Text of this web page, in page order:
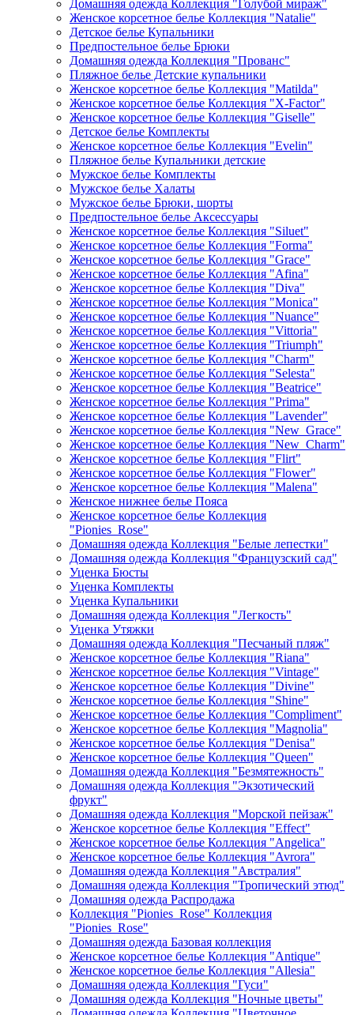
Домашняя одежда Коллекция "Голубой мираж"
Женское корсетное белье Коллекция "Natalie"
Детское белье Купальники
Предпостельное белье Брюки
Домашняя одежда Коллекция "Прованс"
Пляжное белье Детские купальники
Женское корсетное белье Коллекция "Matilda"
Женское корсетное белье Коллекция "X-Factor"
Женское корсетное белье Коллекция "Giselle"
Детское белье Комплекты
Женское корсетное белье Коллекция "Evelin"
Пляжное белье Купальники детские
Мужское белье Комплекты
Мужское белье Халаты
Мужское белье Брюки, шорты
Предпостельное белье Аксессуары
Женское корсетное белье Коллекция "Siluet"
Женское корсетное белье Коллекция "Forma"
Женское корсетное белье Коллекция "Grace"
Женское корсетное белье Коллекция "Afina"
Женское корсетное белье Коллекция "Diva"
Женское корсетное белье Коллекция "Monica"
Женское корсетное белье Коллекция "Nuance"
Женское корсетное белье Коллекция "Vittoria"
Женское корсетное белье Коллекция "Triumph"
Женское корсетное белье Коллекция "Charm"
Женское корсетное белье Коллекция "Selesta"
Женское корсетное белье Коллекция "Beatrice"
Женское корсетное белье Коллекция "Prima"
Женское корсетное белье Коллекция "Lavender"
Женское корсетное белье Коллекция "New_Grace"
Женское корсетное белье Коллекция "New_Charm"
Женское корсетное белье Коллекция "Flirt"
Женское корсетное белье Коллекция "Flower"
Женское корсетное белье Коллекция "Malena"
Женское нижнее белье Пояса
Женское корсетное белье Коллекция
"Pionies_Rose"
Домашняя одежда Коллекция "Белые лепестки"
Домашняя одежда Коллекция "Французский сад"
Уценка Бюсты
Уценка Комплекты
Уценка Купальники
Домашняя одежда Коллекция "Легкость"
Уценка Утяжки
Домашняя одежда Коллекция "Песчаный пляж"
Женское корсетное белье Коллекция "Riana"
Женское корсетное белье Коллекция "Vintage"
Женское корсетное белье Коллекция "Divine"
Женское корсетное белье Коллекция "Shine"
Женское корсетное белье Коллекция "Compliment"
Женское корсетное белье Коллекция "Magnolia"
Женское корсетное белье Коллекция "Denisa"
Женское корсетное белье Коллекция "Queen"
Домашняя одежда Коллекция "Безмятежность"
Домашняя одежда Коллекция "Экзотический
фрукт"
Домашняя одежда Коллекция "Морской пейзаж"
Женское корсетное белье Коллекция "Effect"
Женское корсетное белье Коллекция "Angelica"
Женское корсетное белье Коллекция "Avrora"
Домашняя одежда Коллекция "Австралия"
Домашняя одежда Коллекция "Тропический этюд"
Домашняя одежда Распродажа
Коллекция "Pionies_Rose" Коллекция
"Pionies_Rose"
Домашняя одежда Базовая коллекция
Женское корсетное белье Коллекция "Antique"
Женское корсетное белье Коллекция "Allesia"
Домашняя одежда Коллекция "Гуси"
Домашняя одежда Коллекция "Ночные цветы"